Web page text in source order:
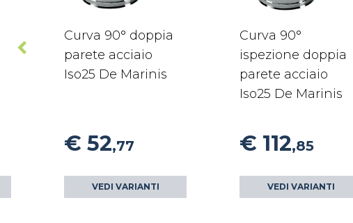
Curva 90° doppia
parete acciaio
Iso25 De Marinis
€ 52,77
VEDI VARIANTI
Curva 90°
ispezione doppia
parete acciaio
Iso25 De Marinis
€ 112,85
VEDI VARIANTI